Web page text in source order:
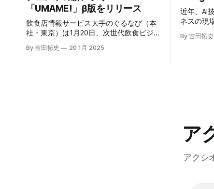
「UMAME!」β版をリリース
飲食店情報サービス大手のぐるなび（本
社・東京）は1月20日、次世代飲食ビジ
ネスの基盤構築をめざす「ぐるなびNext
プロジェクト」の初成果として、新たな
By 吉田拓史 20 1月 2025
近年、AI
ネスの現
いる。そ
たに発表
By 吉田拓史
ア
アクシ